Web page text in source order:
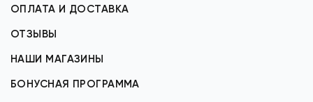
ОПЛАТА И ДОСТАВКА
ОТЗЫВЫ
НАШИ МАГАЗИНЫ
БОНУСНАЯ ПРОГРАММА